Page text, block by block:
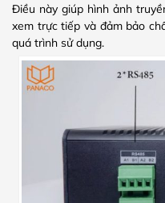
Điều này giúp hình ảnh
xem trực tiếp và đảm bảo
quá trình sử dụng.